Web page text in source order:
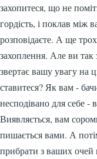
захопитеся, що не
гордість, і поклав
розповідаєте. А ще
захоплення. Але ви так
звертає вашу увагу на
ставитеся? Як вам -
несподівано для себе -
Виявляється, вам
пишається вами. А
прибрати з ваших очей